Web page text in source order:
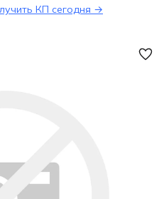
КП сегодня →